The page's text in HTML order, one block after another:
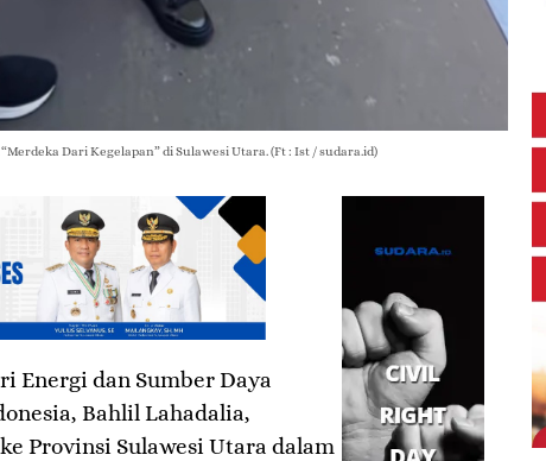
Dari Kegelapan” di Sulawesi Utara. (Ft : Ist / sudara.id)
Energi dan Sumber Daya
Bahlil Lahadalia,
Provinsi Sulawesi Utara dalam